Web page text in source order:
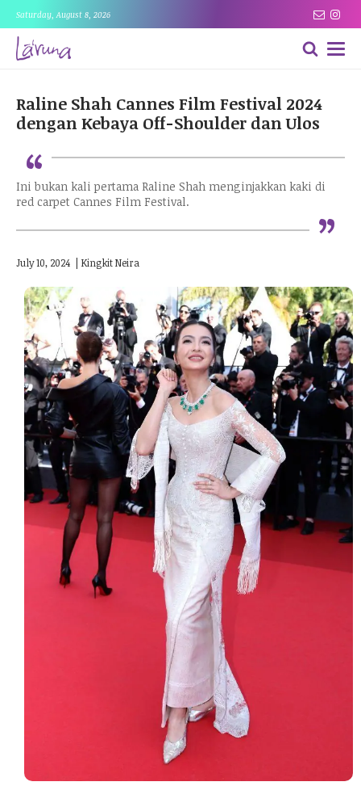
Saturday, August 8, 2026
Raline Shah Cannes Film Festival 2024
dengan Kebaya Off-Shoulder dan Ulos
“
Ini bukan kali pertama Raline Shah menginjakkan kaki di
red carpet Cannes Film Festival.
“
July 10, 2024 Kingkit Neira